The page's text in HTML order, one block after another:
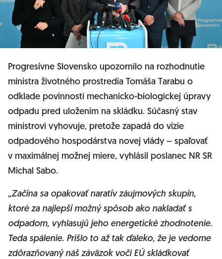
Progresívne Slovensko upozornilo na rozhodnutie
ministra životného prostredia Tomáša Tarabu o
odklade povinnosti mechanicko-biologickej úpravy
odpadu pred uložením na skládku. Súčasný stav
ministrovi vyhovuje, pretože zapadá do vízie
odpadového hospodárstva novej vlády – spaľovať
v maximálnej možnej miere, vyhlásil poslanec NR SR
Michal Sabo.
„Začína sa opakovať naratív záujmových skupín,
ktoré za najlepší možný spôsob ako nakladať s
odpadom, vyhlasujú jeho energetické zhodnotenie.
Teda spálenie. Prišlo to až tak ďaleko, že je vedome
zdôrazňovaný náš záväzok voči EÚ skládkovať